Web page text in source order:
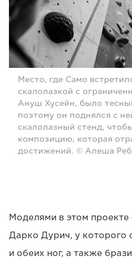
Место, где Само
скалолазкой с
Ануш Хусейн, было
поэтому он поднялся с
скалолазный стенд,
композицию, которая
достижений. © Алеша
Моделями в этом проекте
Дарко Дурич, у которого
и обеих ног, а также